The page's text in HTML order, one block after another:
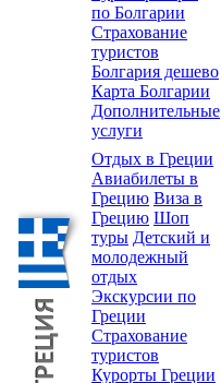
по Болгарии
Страхование
туристов
Болгария дешево
Карта Болгарии
Дополнительные
услуги
Отдых в Греции
Авиабилеты в
Грецию Виза в
Грецию Шоп
туры Детский и
молодежный
отдых
Экскурсии по
Греции
Страхование
туристов
Курорты Греции